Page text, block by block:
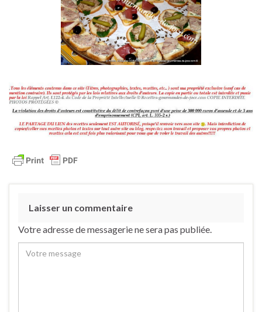
Laisser un commentaire
Votre adresse de messagerie ne sera pas publiée.